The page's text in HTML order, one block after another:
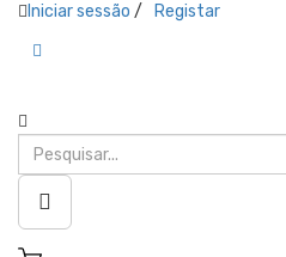
Iniciar sessão / Registar